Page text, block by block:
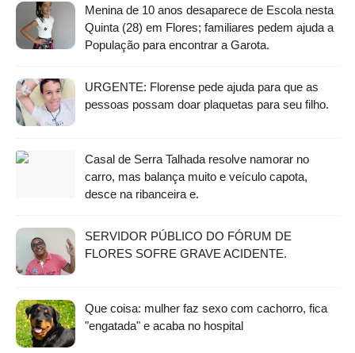
Menina de 10 anos desaparece de Escola nesta
Quinta (28) em Flores; familiares pedem ajuda a
População para encontrar a Garota.
URGENTE: Florense pede ajuda para que as
pessoas possam doar plaquetas para seu filho.
Casal de Serra Talhada resolve namorar no
carro, mas balança muito e veículo capota,
desce na ribanceira e.
SERVIDOR PÚBLICO DO FÓRUM DE
FLORES SOFRE GRAVE ACIDENTE.
Que coisa: mulher faz sexo com cachorro, fica
"engatada" e acaba no hospital